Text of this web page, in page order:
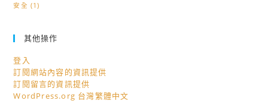
安全 (1)
其他操作
登入
訂閱網站內容的資訊提供
訂閱留言的資訊提供
WordPress.org 台灣繁體中文